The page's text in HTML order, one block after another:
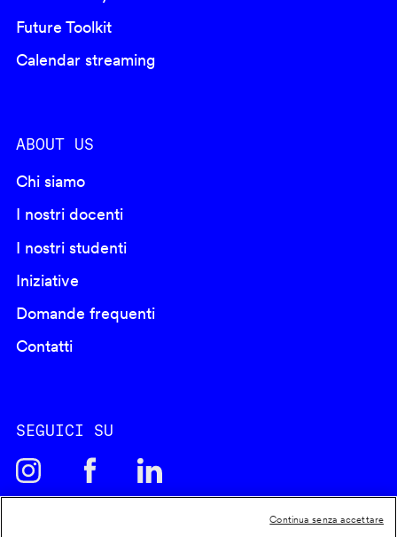
Future Toolkit
Calendar streaming
ABOUT US
Chi siamo
I nostri docenti
I nostri studenti
Iniziative
Domande frequenti
Contatti
SEGUICI SU
Continua senza accettare